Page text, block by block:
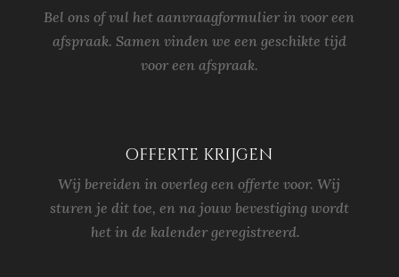
Bel ons of vul het aanvraagformulier in voor een
afspraak. Samen vinden we een geschikte tijd
voor een afspraak.
offerte krijgen
Wij bereiden in overleg een offerte voor. Wij
sturen je dit toe, en na jouw bevestiging wordt
het in de kalender geregistreerd.